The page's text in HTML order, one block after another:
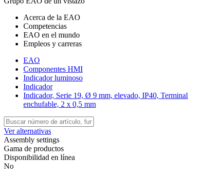
Acerca de la EAO
Competencias
EAO en el mundo
Empleos y carreras
EAO
Componentes HMI
Indicador luminoso
Indicador
Indicador, Serie 19, Ø 9 mm, elevado, IP40, Terminal
enchufable, 2 x 0,5 mm
Ver alternativas
Assembly settings
Gama de productos
Disponibilidad en línea
No